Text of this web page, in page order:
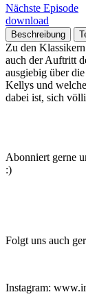
Nächste Episode
download
Beschreibung
Zu den
auch der Auftritt
ausgiebig über
Kellys und
dabei ist, sich
Abonniert gerne
:)
Folgt uns auch
Instagram: